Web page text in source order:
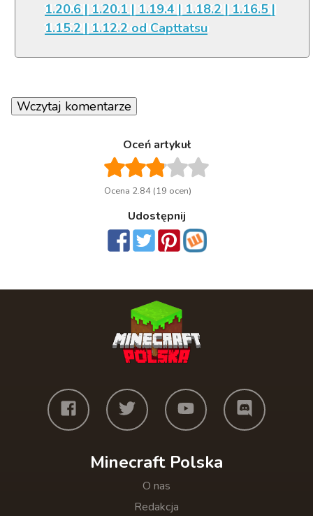
1.20.6 | 1.20.1 | 1.19.4 | 1.18.2 | 1.16.5 |
1.15.2 | 1.12.2 od Capttatsu
Wczytaj komentarze
Oceń artykuł
Ocena 2.84 (19 ocen)
Udostępnij
Minecraft Polska
O nas
Redakcja